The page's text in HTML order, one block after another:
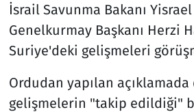
İsrail Savunma Bakanı
Genelkurmay Başkanı Herzi
Suriye'deki gelişmeleri
Ordudan yapılan
gelişmelerin "takip edildiği"